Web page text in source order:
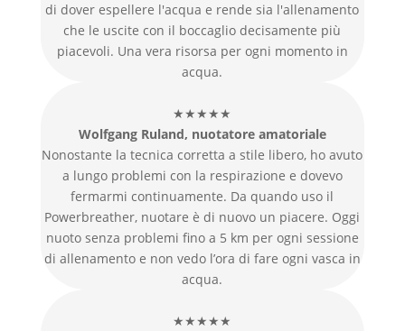
di dover espellere l'acqua e rende sia l'allenamento
che le uscite con il boccaglio decisamente più
piacevoli. Una vera risorsa per ogni momento in
acqua.
Nonostante la tecnica corretta a stile libero, ho avuto
a lungo problemi con la respirazione e dovevo
fermarmi continuamente. Da quando uso il
Powerbreather, nuotare è di nuovo un piacere. Oggi
nuoto senza problemi fino a 5 km per ogni sessione
di allenamento e non vedo l’ora di fare ogni vasca in
acqua.
★★★★★
Wolfgang Ruland, nuotatore amatoriale
★★★★★